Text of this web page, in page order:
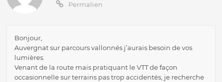
Permalien
Bonjour,
Auvergnat sur parcours vallonnés j’aurais besoin de vos
lumières.
Venant de la route mais pratiquant le VTT de façon
occasionnelle sur terrains pas trop accidentés, je recherche